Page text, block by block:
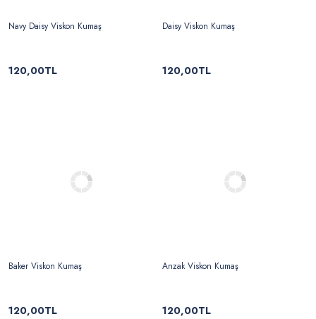
Navy Daisy Viskon Kumaş
120,00TL
Daisy Viskon Kumaş
120,00TL
Baker Viskon Kumaş
120,00TL
Anzak Viskon Kumaş
120,00TL